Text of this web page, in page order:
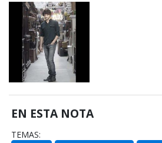
EN ESTA NOTA
TEMAS: